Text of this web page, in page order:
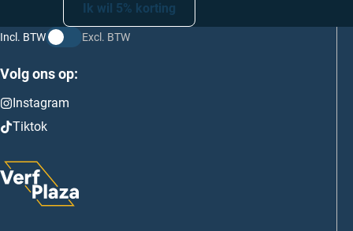
Ik wil 5% korting
Incl. BTW Excl. BTW
Volg ons op:
Instagram
Tiktok